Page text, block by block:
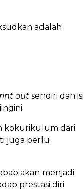
adalah
out sendiri dan isi
kokurikulum dari
juga perlu
akan menjadi
prestasi diri